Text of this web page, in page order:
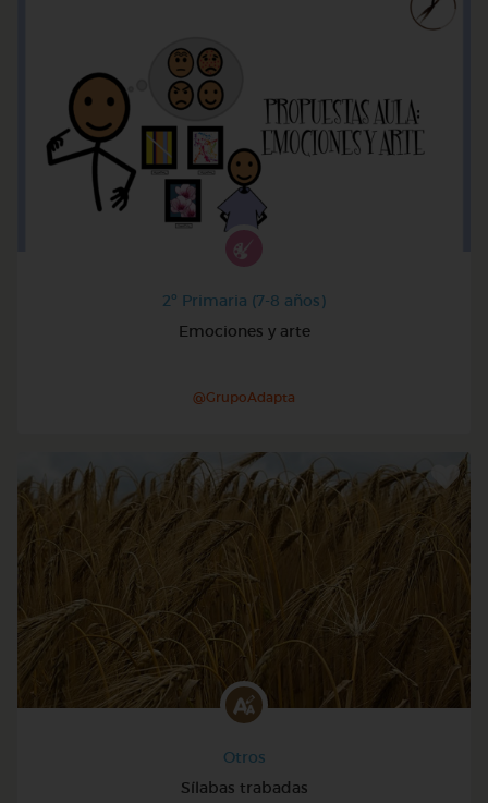
2º Primaria (7-8 años)
Emociones y arte
@GrupoAdapta
Otros
Sílabas trabadas